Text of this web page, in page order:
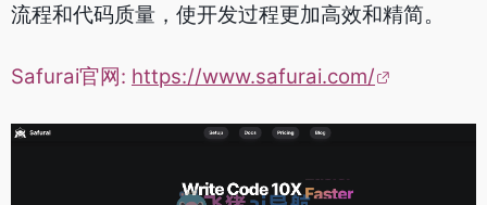
流程和代码质量，使开发过程更加高效和精简。
Safurai官网: https://www.safurai.com/